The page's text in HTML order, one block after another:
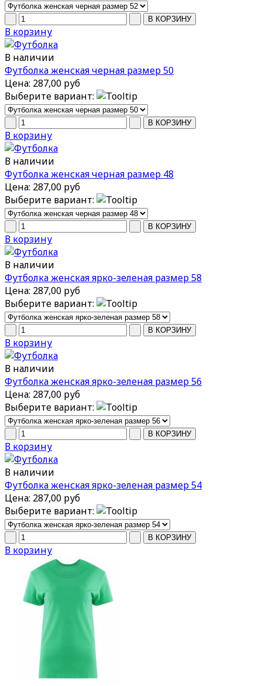
В корзину
В наличии
Футболка женская черная размер 50
Цена: 287,00 руб
Выберите вариант:
В корзину
В наличии
Футболка женская черная размер 48
Цена: 287,00 руб
Выберите вариант:
В корзину
В наличии
Футболка женская ярко-зеленая размер 58
Цена: 287,00 руб
Выберите вариант:
В корзину
В наличии
Футболка женская ярко-зеленая размер 56
Цена: 287,00 руб
Выберите вариант:
В корзину
В наличии
Футболка женская ярко-зеленая размер 54
Цена: 287,00 руб
Выберите вариант:
В корзину